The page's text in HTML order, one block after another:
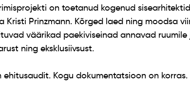
on toetanud kogenud
Kristi Prinzmann. Kõrged laed ning moodsa
väärikad paekiviseinad annavad ruumile
ning eksklusiivsust.
ehitusaudit. Kogu dokumentatsioon on korras.